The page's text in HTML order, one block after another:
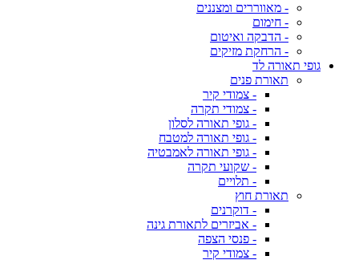
- מאווררים ומצננים
- חימום
- הדבקה ואיטום
- הרחקת מזיקים
גופי תאורה לד
תאורת פנים
- צמודי קיר
- צמודי תקרה
- גופי תאורה לסלון
- גופי תאורה למטבח
- גופי תאורה לאמבטיה
- שקועי תקרה
- תלויים
תאורת חוץ
- דוקרנים
- אביזרים לתאורת גינה
- פנסי הצפה
- צמודי קיר